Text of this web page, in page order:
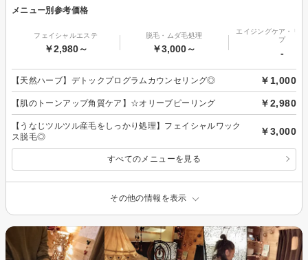
メニュー別参考価格
フェイシャルエステ
￥2,980～
脱毛・ムダ毛処理
￥3,000～
エイジングケア・リ
プ
-
【天然ハーブ】デトックプログラムカウンセリング◎ ￥1,000
【肌のトーンアップ角質ケア】☆オリーブピーリング ￥2,980
【うなじツルツル産毛をしっかり処理】フェイシャルワック
ス脱毛◎
￥3,000
すべてのメニューを見る
その他の情報を表示